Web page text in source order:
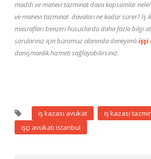
maddi ve manevi tazminat dava kapsamlar
ve manevi tazminat davaları ne kadar sürer? İş
masrafları benzeri hususlarda daha fazla bilgi
sorularınız için büromuz alanında deneyimliişçi
danışmanlık hizmeti sağlayabilirsiniz.
iş kazası avukat
iş kazası
işçi avukatı istanbul